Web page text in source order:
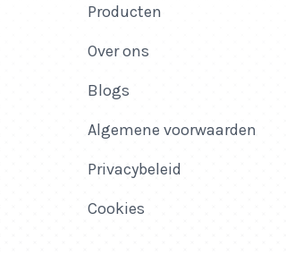
Producten
Over ons
Blogs
Algemene voorwaarden
Privacybeleid
Cookies